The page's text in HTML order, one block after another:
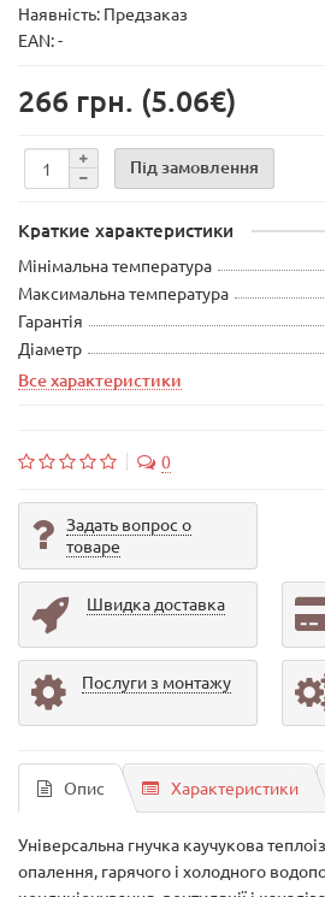
Наявність: Предзаказ
EAN: -
266 грн. (5.06€)
Під замовлення
Краткие характеристики
Мінімальна температура
Максимальна температура
Гарантія
Діаметр
Все характеристики
0
Задать вопрос о
товаре
Швидка доставка
Послуги з монтажу
Опис Характеристики
Універсальна гнучка каучукова
опалення, гарячого і холодного